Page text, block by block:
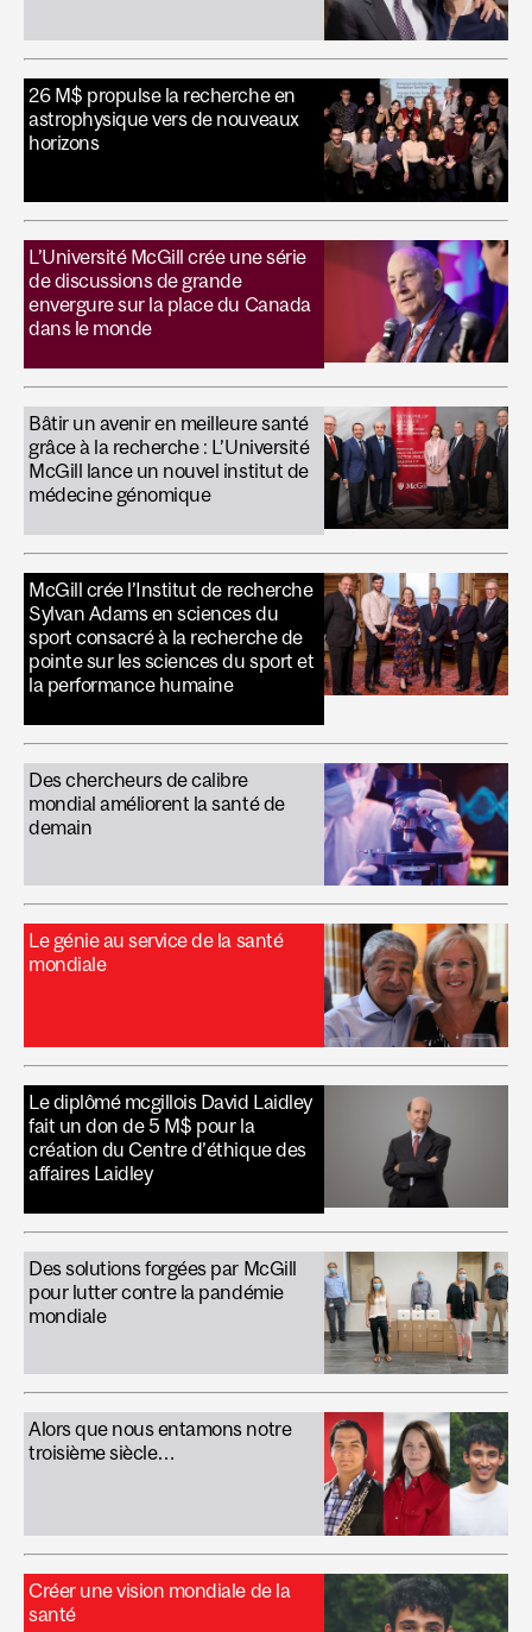
26 M$ propulse la recherche en
astrophysique vers de nouveaux
horizons
L’Université McGill crée une série
de discussions de grande
envergure sur la place du Canada
dans le monde
Bâtir un avenir en meilleure santé
grâce à la recherche : L’Université
McGill lance un nouvel institut de
médecine génomique
McGill crée l’Institut de recherche
Sylvan Adams en sciences du
sport consacré à la recherche de
pointe sur les sciences du sport et
la performance humaine
Des chercheurs de calibre
mondial améliorent la santé de
demain
Le génie au service de la santé
mondiale
Le diplômé mcgillois David Laidley
fait un don de 5 M$ pour la
création du Centre d’éthique des
affaires Laidley
Des solutions forgées par McGill
pour lutter contre la pandémie
mondiale
Alors que nous entamons notre
troisième siècle…
Créer une vision mondiale de la
santé